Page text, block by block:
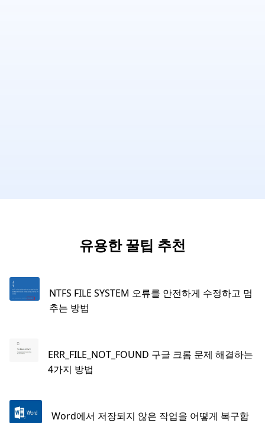
유용한 꿀팁 추천
NTFS FILE SYSTEM 오류를 안전하게 수정하고 멈
추는 방법
ERR_FILE_NOT_FOUND 구글 크롬 문제 해결하는
4가지 방법
Word에서 저장되지 않은 작업을 어떻게 복구합